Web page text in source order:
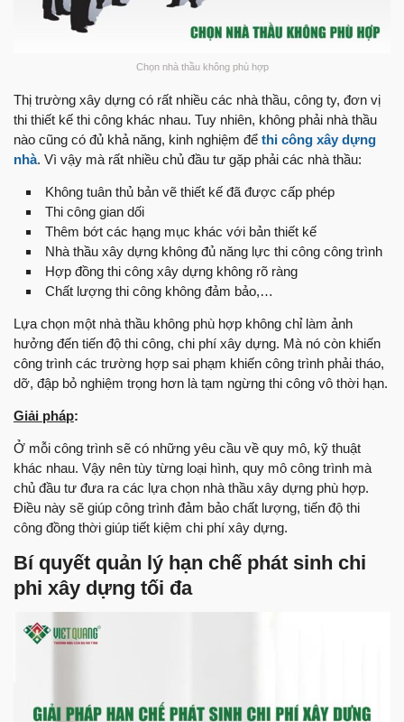
Chọn nhà thầu không phù hợp
Thị trường xây dựng có rất nhiều các nhà thầu, công ty, đơn vị
thi thiết kế thi công khác nhau. Tuy nhiên, không phải nhà thầu
nào cũng có đủ khả năng, kinh nghiệm để thi công xây dựng
nhà. Vì vậy mà rất nhiều chủ đầu tư gặp phải các nhà thầu:
Không tuân thủ bản vẽ thiết kế đã được cấp phép
Thi công gian dối
Thêm bớt các hạng mục khác với bản thiết kế
Nhà thầu xây dựng không đủ năng lực thi công công trình
Hợp đồng thi công xây dựng không rõ ràng
Chất lượng thi công không đảm bảo,…
Lựa chọn một nhà thầu không phù hợp không chỉ làm ảnh
hưởng đến tiến độ thi công, chi phí xây dựng. Mà nó còn khiến
công trình các trường hợp sai phạm khiến công trình phải tháo,
dỡ, đập bỏ nghiệm trọng hơn là tạm ngừng thi công vô thời hạn.
Giải pháp:
Ở mỗi công trình sẽ có những yêu cầu về quy mô, kỹ thuật
khác nhau. Vậy nên tùy từng loại hình, quy mô công trình mà
chủ đầu tư đưa ra các lựa chọn nhà thầu xây dựng phù hợp.
Điều này sẽ giúp công trình đảm bảo chất lượng, tiến độ thi
công đồng thời giúp tiết kiệm chi phí xây dựng.
Bí quyết quản lý hạn chế phát sinh chi
phi xây dựng tối đa